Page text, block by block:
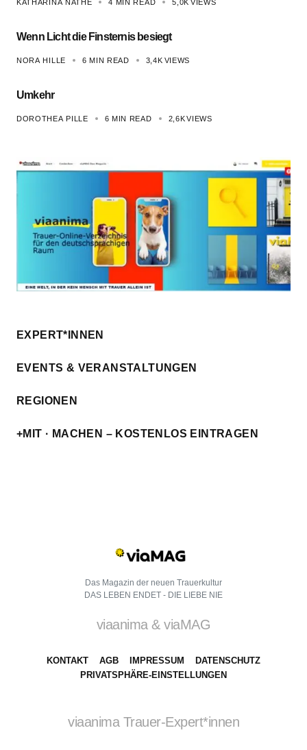
KATHARINA NATHE 4 MIN READ 5,0K VIEWS
Wenn Licht die Finsternis besiegt
NORA HILLE 6 MIN READ 3,4K VIEWS
Umkehr
DOROTHEA PILLE 6 MIN READ 2,6KVIEWS
EXPERT*INNEN
EVENTS & VERANSTALTUNGEN
REGIONEN
+MIT · MACHEN – KOSTENLOS EINTRAGEN
Das Magazin der neuen Trauerkultur
DAS LEBEN ENDET - DIE LIEBE NIE
viaanima & viaMAG
KONTAKT AGB IMPRESSUM
DATENSCHUTZ
PRIVATSPHÄRE-EINSTELLUNGEN
viaanima Trauer-Expert*innen